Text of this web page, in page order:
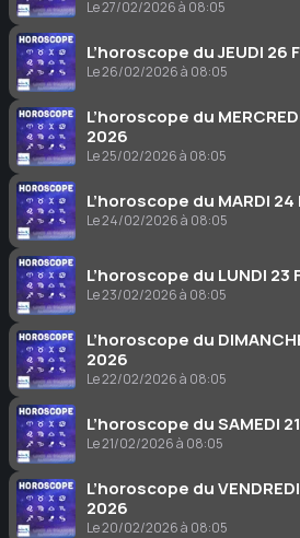
Le 27/02/2026 à 08:05
L’horoscope du JEUDI 26
Le 26/02/2026 à 08:05
L’horoscope du
2026
Le 25/02/2026 à 08:05
L’horoscope du MARDI 24
Le 24/02/2026 à 08:05
L’horoscope du LUNDI 23
Le 23/02/2026 à 08:05
L’horoscope du
2026
Le 22/02/2026 à 08:05
L’horoscope du SAMEDI
Le 21/02/2026 à 08:05
L’horoscope du VENDREDI
2026
Le 20/02/2026 à 08:05